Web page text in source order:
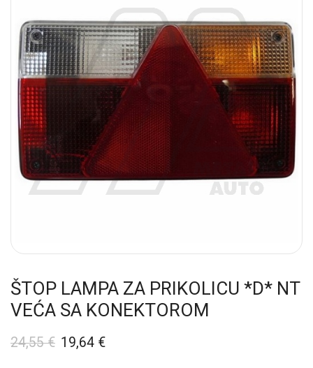
ŠTOP LAMPA ZA PRIKOLICU *D* NT
VEĆA SA KONEKTOROM
24,55€ 19,64 €